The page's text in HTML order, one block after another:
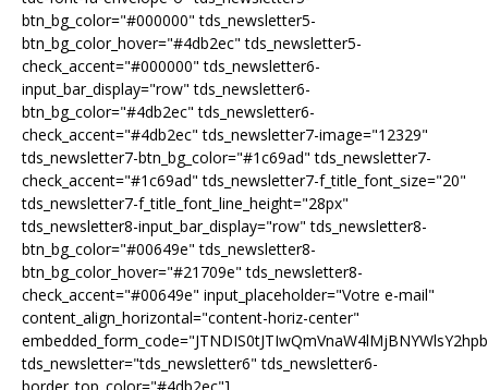
btn_bg_color="#000000" tds_newsletter5-
btn_bg_color_hover="#4db2ec" tds_newsletter5-
check_accent="#000000" tds_newsletter6-
input_bar_display="row" tds_newsletter6-
btn_bg_color="#4db2ec" tds_newsletter6-
check_accent="#4db2ec" tds_newsletter7-image="12329"
tds_newsletter7-btn_bg_color="#1c69ad" tds_newsletter7-
check_accent="#1c69ad" tds_newsletter7-f_title_font_size="20"
tds_newsletter7-f_title_font_line_height="28px"
tds_newsletter8-input_bar_display="row" tds_newsletter8-
btn_bg_color="#00649e" tds_newsletter8-
btn_bg_color_hover="#21709e" tds_newsletter8-
check_accent="#00649e" input_placeholder="Votre e-mail"
content_align_horizontal="content-horiz-center"
tds_newsletter="tds_newsletter6" tds_newsletter6-